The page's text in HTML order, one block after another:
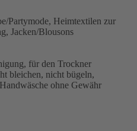
Partymode, Heimtextilen zur
Jacken/Blousons
für den Trockner
bleichen, nicht bügeln,
ohne Gewähr